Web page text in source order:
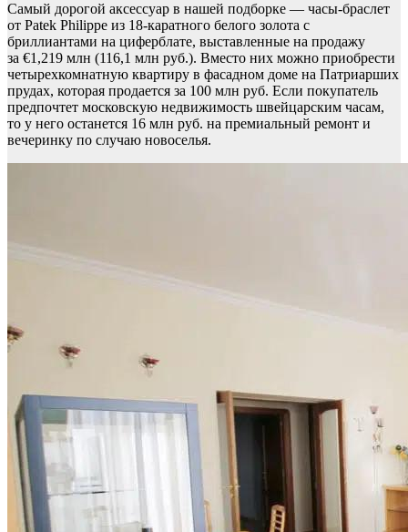
Самый дорогой аксессуар в нашей подборке — часы-браслет
от Patek Philippe из 18-каратного белого золота с
бриллиантами на циферблате, выставленные на продажу
за €1,219 млн (116,1 млн руб.). Вместо них можно приобрести
четырехкомнатную квартиру в фасадном доме на Патриарших
прудах, которая продается за 100 млн руб. Если покупатель
предпочтет московскую недвижимость швейцарским часам,
то у него останется 16 млн руб. на премиальный ремонт и
вечеринку по случаю новоселья.